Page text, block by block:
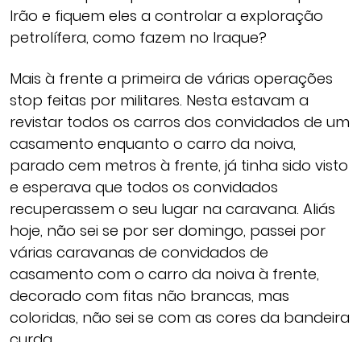
Irão e fiquem eles a controlar a exploração
petrolífera, como fazem no Iraque?
Mais à frente a primeira de várias operações
stop feitas por militares. Nesta estavam a
revistar todos os carros dos convidados de um
casamento enquanto o carro da noiva,
parado cem metros à frente, já tinha sido visto
e esperava que todos os convidados
recuperassem o seu lugar na caravana. Aliás
hoje, não sei se por ser domingo, passei por
várias caravanas de convidados de
casamento com o carro da noiva à frente,
decorado com fitas não brancas, mas
coloridas, não sei se com as cores da bandeira